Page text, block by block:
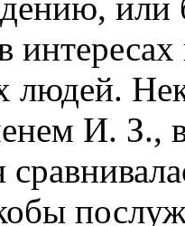
людей.
И. З.,